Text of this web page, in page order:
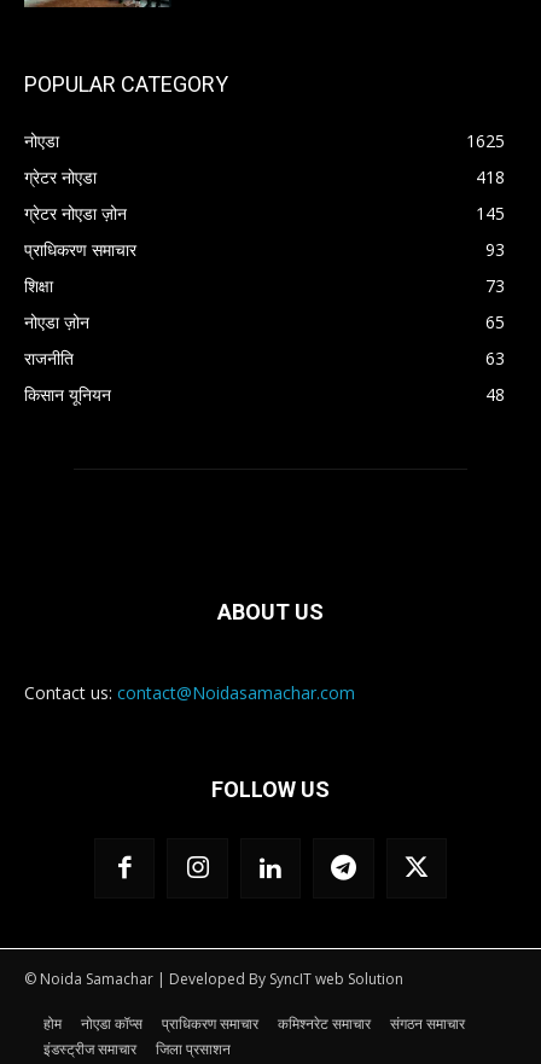
POPULAR CATEGORY
नोएडा
1625
ग्रेटर नोएडा
418
ग्रेटर नोएडा ज़ोन
145
प्राधिकरण समाचार
93
शिक्षा
73
नोएडा ज़ोन
65
राजनीति
63
किसान यूनियन
48
ABOUT US
Contact us: contact@Noidasamachar.com
FOLLOW US
© Noida Samachar | Developed By SyncIT web Solution
होम नोएडा कॉप्स प्राधिकरण समाचार कमिश्नरेट समाचार
संगठन समाचार
इंडस्ट्रीज समाचार
जिला प्रसाशन